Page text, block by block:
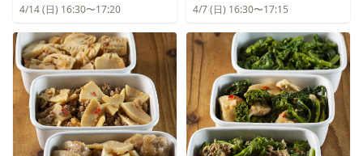
4/14 (日) 16:30〜17:20 4/7 (日) 16:30〜17:15